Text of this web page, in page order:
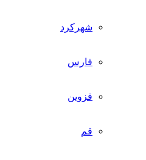
شهرکرد
فارس
قزوین
قم